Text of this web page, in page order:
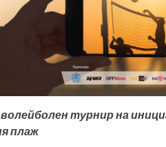
турнир на
плаж